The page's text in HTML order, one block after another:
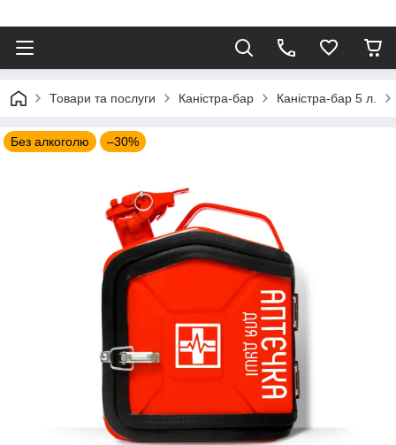
Товари та послуги Каністра-бар Каністра-бар 5 л.
Без алкоголю –30%